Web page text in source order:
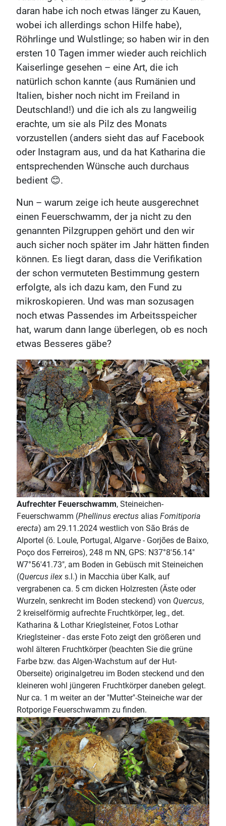
daran habe ich noch etwas länger zu Kauen,
wobei ich allerdings schon Hilfe habe),
Röhrlinge und Wulstlinge; so haben wir in den
ersten 10 Tagen immer wieder auch reichlich
Kaiserlinge gesehen – eine Art, die ich
natürlich schon kannte (aus Rumänien und
Italien, bisher noch nicht im Freiland in
Deutschland!) und die ich als zu langweilig
erachte, um sie als Pilz des Monats
vorzustellen (anders sieht das auf Facebook
oder Instagram aus, und da hat Katharina die
entsprechenden Wünsche auch durchaus
bedient 😊.
Nun – warum zeige ich heute ausgerechnet
einen Feuerschwamm, der ja nicht zu den
genannten Pilzgruppen gehört und den wir
auch sicher noch später im Jahr hätten finden
können. Es liegt daran, dass die Verifikation
der schon vermuteten Bestimmung gestern
erfolgte, als ich dazu kam, den Fund zu
mikroskopieren. Und was man sozusagen
noch etwas Passendes im Arbeitsspeicher
hat, warum dann lange überlegen, ob es noch
etwas Besseres gäbe?
Aufrechter Feuerschwamm, Steineichen-
Feuerschwamm (Phellinus erectus alias Fomitiporia
erecta) am 29.11.2024 westlich von São Brás de
Alportel (ö. Loule, Portugal, Algarve - Gorjões de Baixo,
Poço dos Ferreiros), 248 m NN, GPS: N37°8'56.14"
W7°56'41.73", am Boden in Gebüsch mit Steineichen
(Quercus ilex s.l.) in Macchia über Kalk, auf
vergrabenen ca. 5 cm dicken Holzresten (Äste oder
Wurzeln, senkrecht im Boden steckend) von Quercus,
2 kreiselförmig aufrechte Fruchtkörper, leg., det.
Katharina & Lothar Krieglsteiner, Fotos Lothar
Krieglsteiner - das erste Foto zeigt den größeren und
wohl älteren Fruchtkörper (beachten Sie die grüne
Farbe bzw. das Algen-Wachstum auf der Hut-
Oberseite) originalgetreu im Boden steckend und den
kleineren wohl jüngeren Fruchtkörper daneben gelegt.
Nur ca. 1 m weiter an der "Mutter"-Steineiche war der
Rotporige Feuerschwamm zu finden.